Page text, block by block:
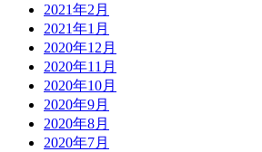
2021年2月
2021年1月
2020年12月
2020年11月
2020年10月
2020年9月
2020年8月
2020年7月